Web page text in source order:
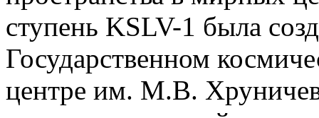
ступень KSLV-1 была
Государственном
центре им. М.В.